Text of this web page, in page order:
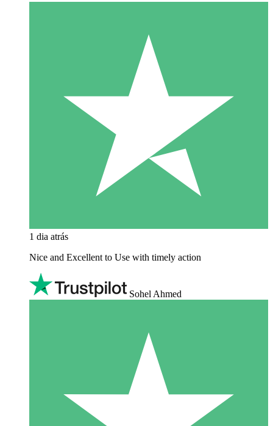
1 dia atrás
Nice and Excellent to Use with timely action
Sohel Ahmed